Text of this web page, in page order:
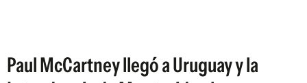
Paul McCartney llegó a Uruguay y la